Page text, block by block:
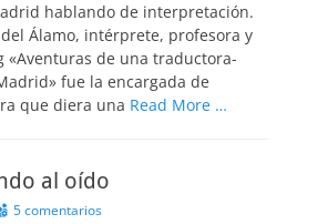
hablando de interpretación.
Álamo, intérprete, profesora y
«Aventuras de una traductora-
fue la encargada de
que diera una Read More …
al oído
5 comentarios